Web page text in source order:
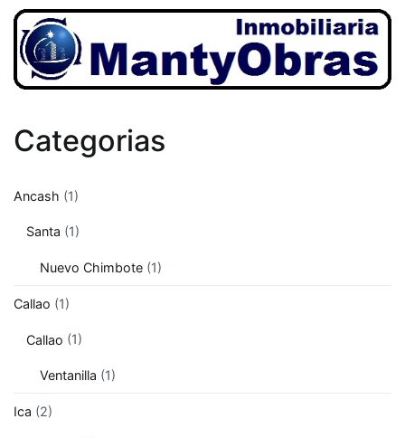
Categorias
Ancash (1)
Santa (1)
Nuevo Chimbote(1)
Callao (1)
Callao (1)
Ventanilla (1)
Ica (2)